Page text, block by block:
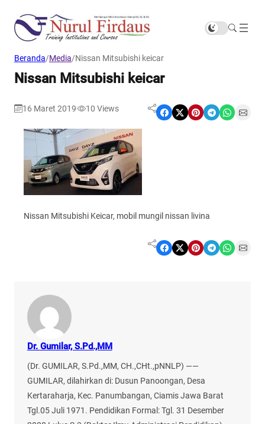
Beranda/Media/Nissan Mitsubishi keicar
Nissan Mitsubishi keicar
16 Maret 2019 10 Views Share on Facebook Share on X Share on Pinterest Share on Telegram Share on WhatsApp Share on Email
Nissan Mitsubishi Keicar, mobil mungil nissan livina
Share on Facebook Share on X Share on Pinterest Share on Telegram Share on WhatsApp Share on Email
Dr. Gumilar, S.Pd.,MM
(Dr. GUMILAR, S.Pd.,MM, CH.,CHt.,pNNLP) ——
GUMILAR, dilahirkan di: Dusun Panoongan, Desa
Kertaraharja, Kec. Panumbangan, Ciamis Jawa Barat
Tgl.05 Juli 1971. Pendidikan Formal: Tgl. 31 Desember